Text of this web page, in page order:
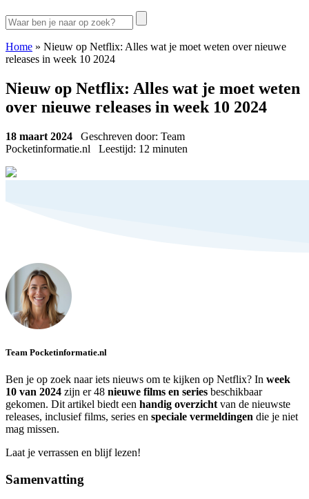
Home » Nieuw op Netflix: Alles wat je moet weten over nieuwe
releases in week 10 2024
Nieuw op Netflix: Alles wat je moet weten
over nieuwe releases in week 10 2024
18 maart 2024 Geschreven door: Team
Pocketinformatie.nl Leestijd: 12 minuten
Team Pocketinformatie.nl
Ben je op zoek naar iets nieuws om te kijken op Netflix? In week
10 van 2024 zijn er 48 nieuwe films en series beschikbaar
gekomen. Dit artikel biedt een handig overzicht van de nieuwste
releases, inclusief films, series en speciale vermeldingen die je niet
mag missen.
Laat je verrassen en blijf lezen!
Samenvatting